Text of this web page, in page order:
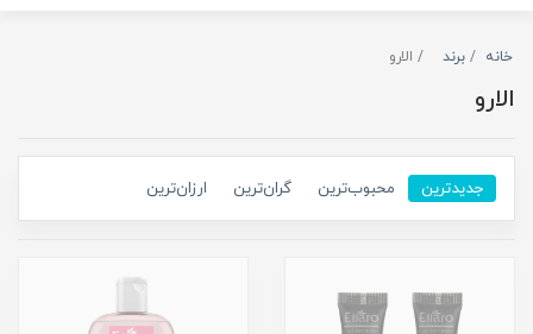
خانه برند الارو
الارو
جدیدترین محبوب‌ترین گران‌ترین ارزان‌ترین